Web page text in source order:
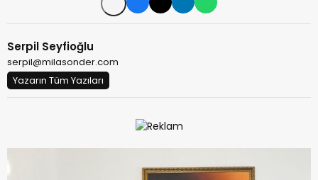
Serpil Seyfioğlu
serpil@milasonder.com
Yazarın Tüm Yazıları